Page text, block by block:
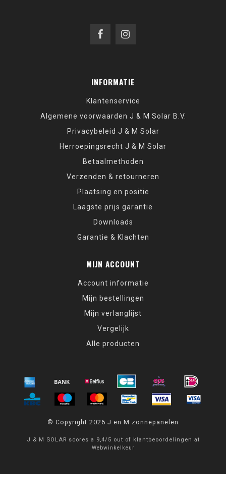
INFORMATIE
Klantenservice
Algemene voorwaarden J & M Solar B.V.
Privacybeleid J & M Solar
Herroepingsrecht J & M Solar
Betaalmethoden
Verzenden & retourneren
Plaatsing en positie
Laagste prijs garantie
Downloads
Garantie & Klachten
MIJN ACCOUNT
Account informatie
Mijn bestellingen
Mijn verlanglijst
Vergelijk
Alle producten
© Copyright 2026 J en M zonnepanelen
J & M SOLAR scores a 9,4/ 5 out of klantbeoordelingen at
Webwinkelkeur